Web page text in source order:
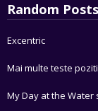
Random Posts
Excentric
Mai multe teste
My Day at the Water